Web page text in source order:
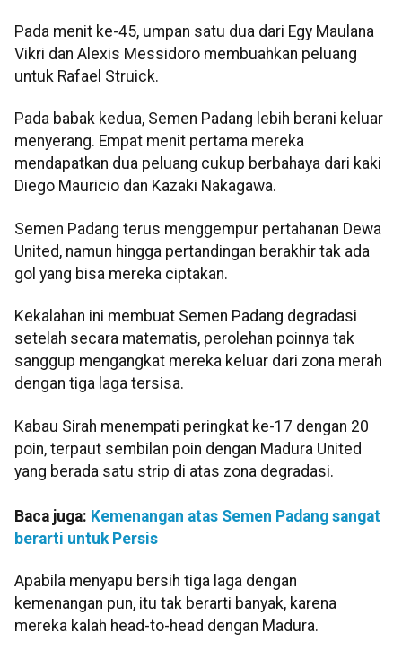
Pada menit ke-45, umpan satu dua dari Egy Maulana
Vikri dan Alexis Messidoro membuahkan peluang
untuk Rafael Struick.
Pada babak kedua, Semen Padang lebih berani keluar
menyerang. Empat menit pertama mereka
mendapatkan dua peluang cukup berbahaya dari kaki
Diego Mauricio dan Kazaki Nakagawa.
Semen Padang terus menggempur pertahanan Dewa
United, namun hingga pertandingan berakhir tak ada
gol yang bisa mereka ciptakan.
Kekalahan ini membuat Semen Padang degradasi
setelah secara matematis, perolehan poinnya tak
sanggup mengangkat mereka keluar dari zona merah
dengan tiga laga tersisa.
Kabau Sirah menempati peringkat ke-17 dengan 20
poin, terpaut sembilan poin dengan Madura United
yang berada satu strip di atas zona degradasi.
Baca juga: Kemenangan atas Semen Padang sangat
berarti untuk Persis
Apabila menyapu bersih tiga laga dengan
kemenangan pun, itu tak berarti banyak, karena
mereka kalah head-to-head dengan Madura.